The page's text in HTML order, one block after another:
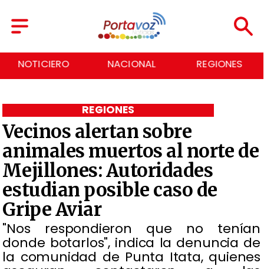
NACIONAL REGIONES ECONOMÍA
Vecinos alertan sobre
animales muertos al norte de
Mejillones: Autoridades
estudian posible caso de
Gripe Aviar
"Nos respondieron que no tenían
donde botarlos", indica la denuncia de
la comunidad de Punta Itata, quienes
REGIONES